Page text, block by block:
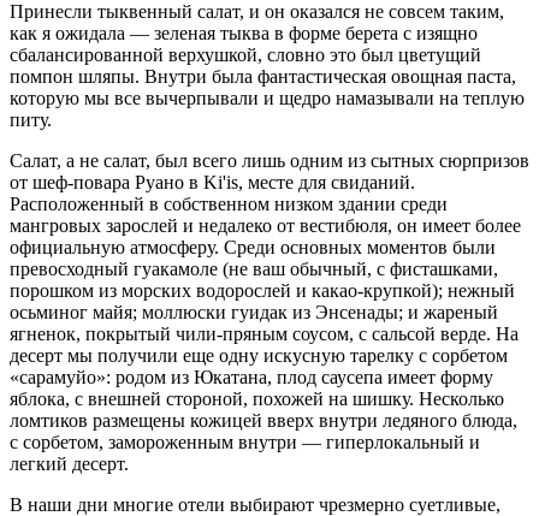
Принесли тыквенный салат, и он оказался не совсем таким,
как я ожидала — зеленая тыква в форме берета с изящно
сбалансированной верхушкой, словно это был цветущий
помпон шляпы. Внутри была фантастическая овощная паста,
которую мы все вычерпывали и щедро намазывали на теплую
питу.
Салат, а не салат, был всего лишь одним из сытных сюрпризов
от шеф-повара Руано в Ki'is, месте для свиданий.
Расположенный в собственном низком здании среди
мангровых зарослей и недалеко от вестибюля, он имеет более
официальную атмосферу. Среди основных моментов были
превосходный гуакамоле (не ваш обычный, с фисташками,
порошком из морских водорослей и какао-крупкой); нежный
осьминог майя; моллюски гуидак из Энсенады; и жареный
ягненок, покрытый чили-пряным соусом, с сальсой верде. На
десерт мы получили еще одну искусную тарелку с сорбетом
«сарамуйо»: родом из Юкатана, плод саусепа имеет форму
яблока, с внешней стороной, похожей на шишку. Несколько
ломтиков размещены кожицей вверх внутри ледяного блюда,
с сорбетом, замороженным внутри — гиперлокальный и
легкий десерт.
В наши дни многие отели выбирают чрезмерно суетливые,